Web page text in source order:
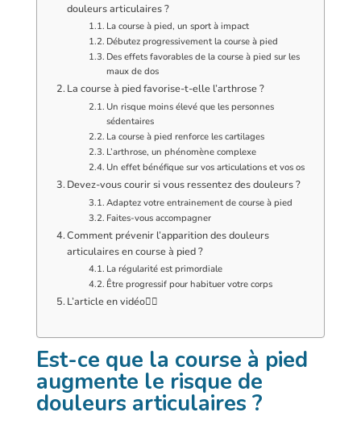
douleurs articulaires ?
La course à pied, un sport à impact
Débutez progressivement la course à pied
Des effets favorables de la course à pied sur les
maux de dos
La course à pied favorise-t-elle l’arthrose ?
Un risque moins élevé que les personnes
sédentaires
La course à pied renforce les cartilages
L’arthrose, un phénomène complexe
Un effet bénéfique sur vos articulations et vos os
Devez-vous courir si vous ressentez des douleurs ?
Adaptez votre entrainement de course à pied
Faites-vous accompagner
Comment prévenir l’apparition des douleurs
articulaires en course à pied ?
La régularité est primordiale
Être progressif pour habituer votre corps
L’article en vidéo👇🏻
Est-ce que la course à pied
augmente le risque de
douleurs articulaires ?